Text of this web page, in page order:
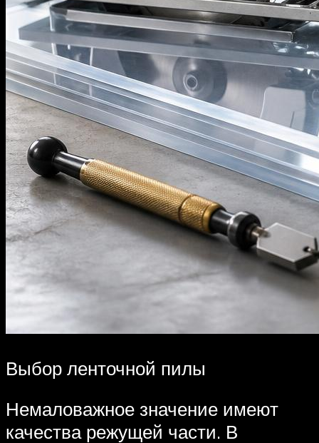
Выбор ленточной пилы
Немаловажное значение имеют
качества режущей части. В